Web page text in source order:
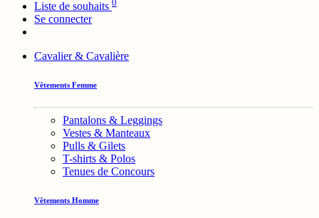
Liste de souhaits
Se connecter
Cavalier & Cavalière
Vêtements Femme
Pantalons & Leggings
Vestes & Manteaux
Pulls & Gilets
T-shirts & Polos
Tenues de Concours
Vêtements Homme